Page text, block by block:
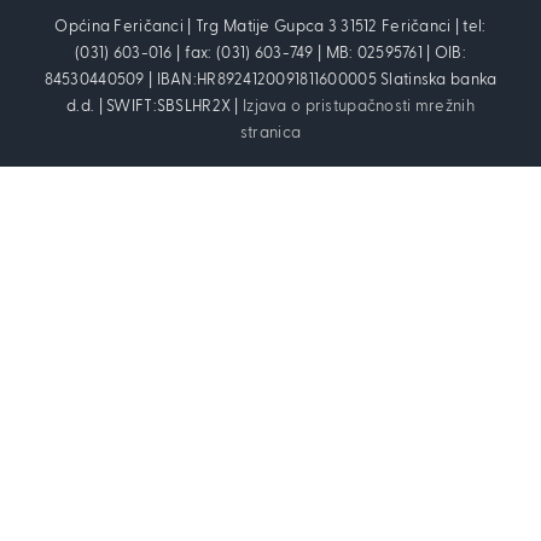
Općina Feričanci | Trg Matije Gupca 3 31512 Feričanci | tel:
(031) 603-016 | fax: (031) 603-749 | MB: 02595761 | OIB:
84530440509 | IBAN:HR8924120091811600005 Slatinska banka
d.d. | SWIFT:SBSLHR2X |
Izjava o pristupačnosti mrežnih
stranica